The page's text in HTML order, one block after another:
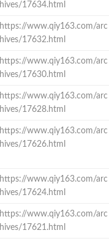
hives/17634.html
https://www.qiy163.com/arc
hives/17632.html
https://www.qiy163.com/arc
hives/17630.html
https://www.qiy163.com/arc
hives/17628.html
https://www.qiy163.com/arc
hives/17626.html
https://www.qiy163.com/arc
hives/17624.html
https://www.qiy163.com/arc
hives/17621.html